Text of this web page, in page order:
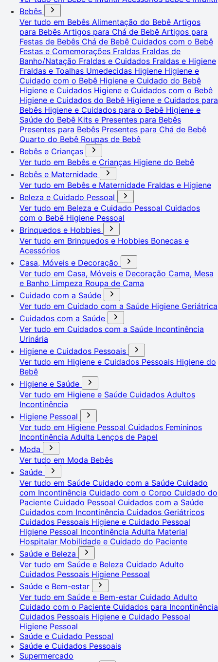
Bebês
Ver tudo em Bebês Alimentação do Bebê Artigos
para Bebês Artigos para Chá de Bebê Artigos para
Festas de Bebês Chá de Bebê Cuidados com o Bebê
Festas e Comemorações Fraldas Fraldas de
Banho/Natação Fraldas e Cuidados Fraldas e Higiene
Fraldas e Toalhas Umedecidas Higiene Higiene e
Cuidado com o Bebê Higiene e Cuidado do Bebê
Higiene e Cuidados Higiene e Cuidados com o Bebê
Higiene e Cuidados do Bebê Higiene e Cuidados para
Bebês Higiene e Cuidados para o Bebê Higiene e
Saúde do Bebê Kits e Presentes para Bebês
Presentes para Bebês Presentes para Chá de Bebê
Quarto do Bebê Roupas de Bebê
Bebês e Crianças
Ver tudo em Bebês e Crianças Higiene do Bebê
Bebês e Maternidade
Ver tudo em Bebês e Maternidade Fraldas e Higiene
Beleza e Cuidado Pessoal
Ver tudo em Beleza e Cuidado Pessoal Cuidados
com o Bebê Higiene Pessoal
Brinquedos e Hobbies
Ver tudo em Brinquedos e Hobbies Bonecas e
Acessórios
Casa, Móveis e Decoração
Ver tudo em Casa, Móveis e Decoração Cama, Mesa
e Banho Limpeza Roupa de Cama
Cuidado com a Saúde
Ver tudo em Cuidado com a Saúde Higiene Geriátrica
Cuidados com a Saúde
Ver tudo em Cuidados com a Saúde Incontinência
Urinária
Higiene e Cuidados Pessoais
Ver tudo em Higiene e Cuidados Pessoais Higiene do
Bebê
Higiene e Saúde
Ver tudo em Higiene e Saúde Cuidados Adultos
Incontinência
Higiene Pessoal
Ver tudo em Higiene Pessoal Cuidados Femininos
Incontinência Adulta Lenços de Papel
Moda
Ver tudo em Moda Bebês
Saúde
Ver tudo em Saúde Cuidado com a Saúde Cuidado
com Incontinência Cuidado com o Corpo Cuidado do
Paciente Cuidado Pessoal Cuidados com a Saúde
Cuidados com Incontinência Cuidados Geriátricos
Cuidados Pessoais Higiene e Cuidado Pessoal
Higiene Pessoal Incontinência Adulta Material
Hospitalar Mobilidade e Cuidado do Paciente
Saúde e Beleza
Ver tudo em Saúde e Beleza Cuidado Adulto
Cuidados Pessoais Higiene Pessoal
Saúde e Bem-estar
Ver tudo em Saúde e Bem-estar Cuidado Adulto
Cuidado com o Paciente Cuidados para Incontinência
Cuidados Pessoais Higiene e Cuidado Pessoal
Higiene Pessoal
Saúde e Cuidado Pessoal
Saúde e Cuidados Pessoais
Supermercado